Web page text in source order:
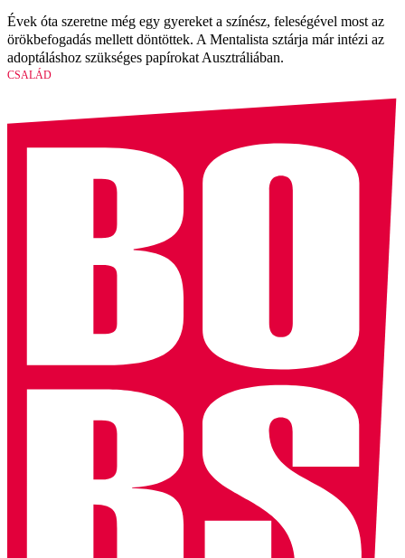
Évek óta szeretne még egy gyereket a színész, feleségével most az
örökbefogadás mellett döntöttek. A Mentalista sztárja már intézi az
adoptáláshoz szükséges papírokat Ausztráliában.
CSALÁD